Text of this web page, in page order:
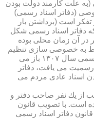
(به علت كارمند دولت بودن
(دفاتر اسناد رسمی)
است (برداشتن بار
دفاتر اسناد رسمی شكل
در آن زمان محلی بوده
به خصوصی سازی تنظیم
اسناد مراجعان، به قانون دفاتر اسناد رسمی سال ۱۳۰۷ باز می
رسمیت می یافت، دفاتر
اسناد عادی مردم می
از یك نفر صاحب دفتر و
است. با تصویب قانون
اسناد و املاك مصوب ۲۰/۱/۱۳۰۸، قانون دفاتر اسناد رسمی